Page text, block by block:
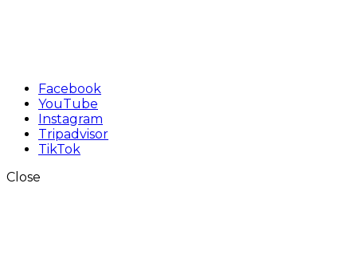
Facebook
YouTube
Instagram
Tripadvisor
TikTok
Close